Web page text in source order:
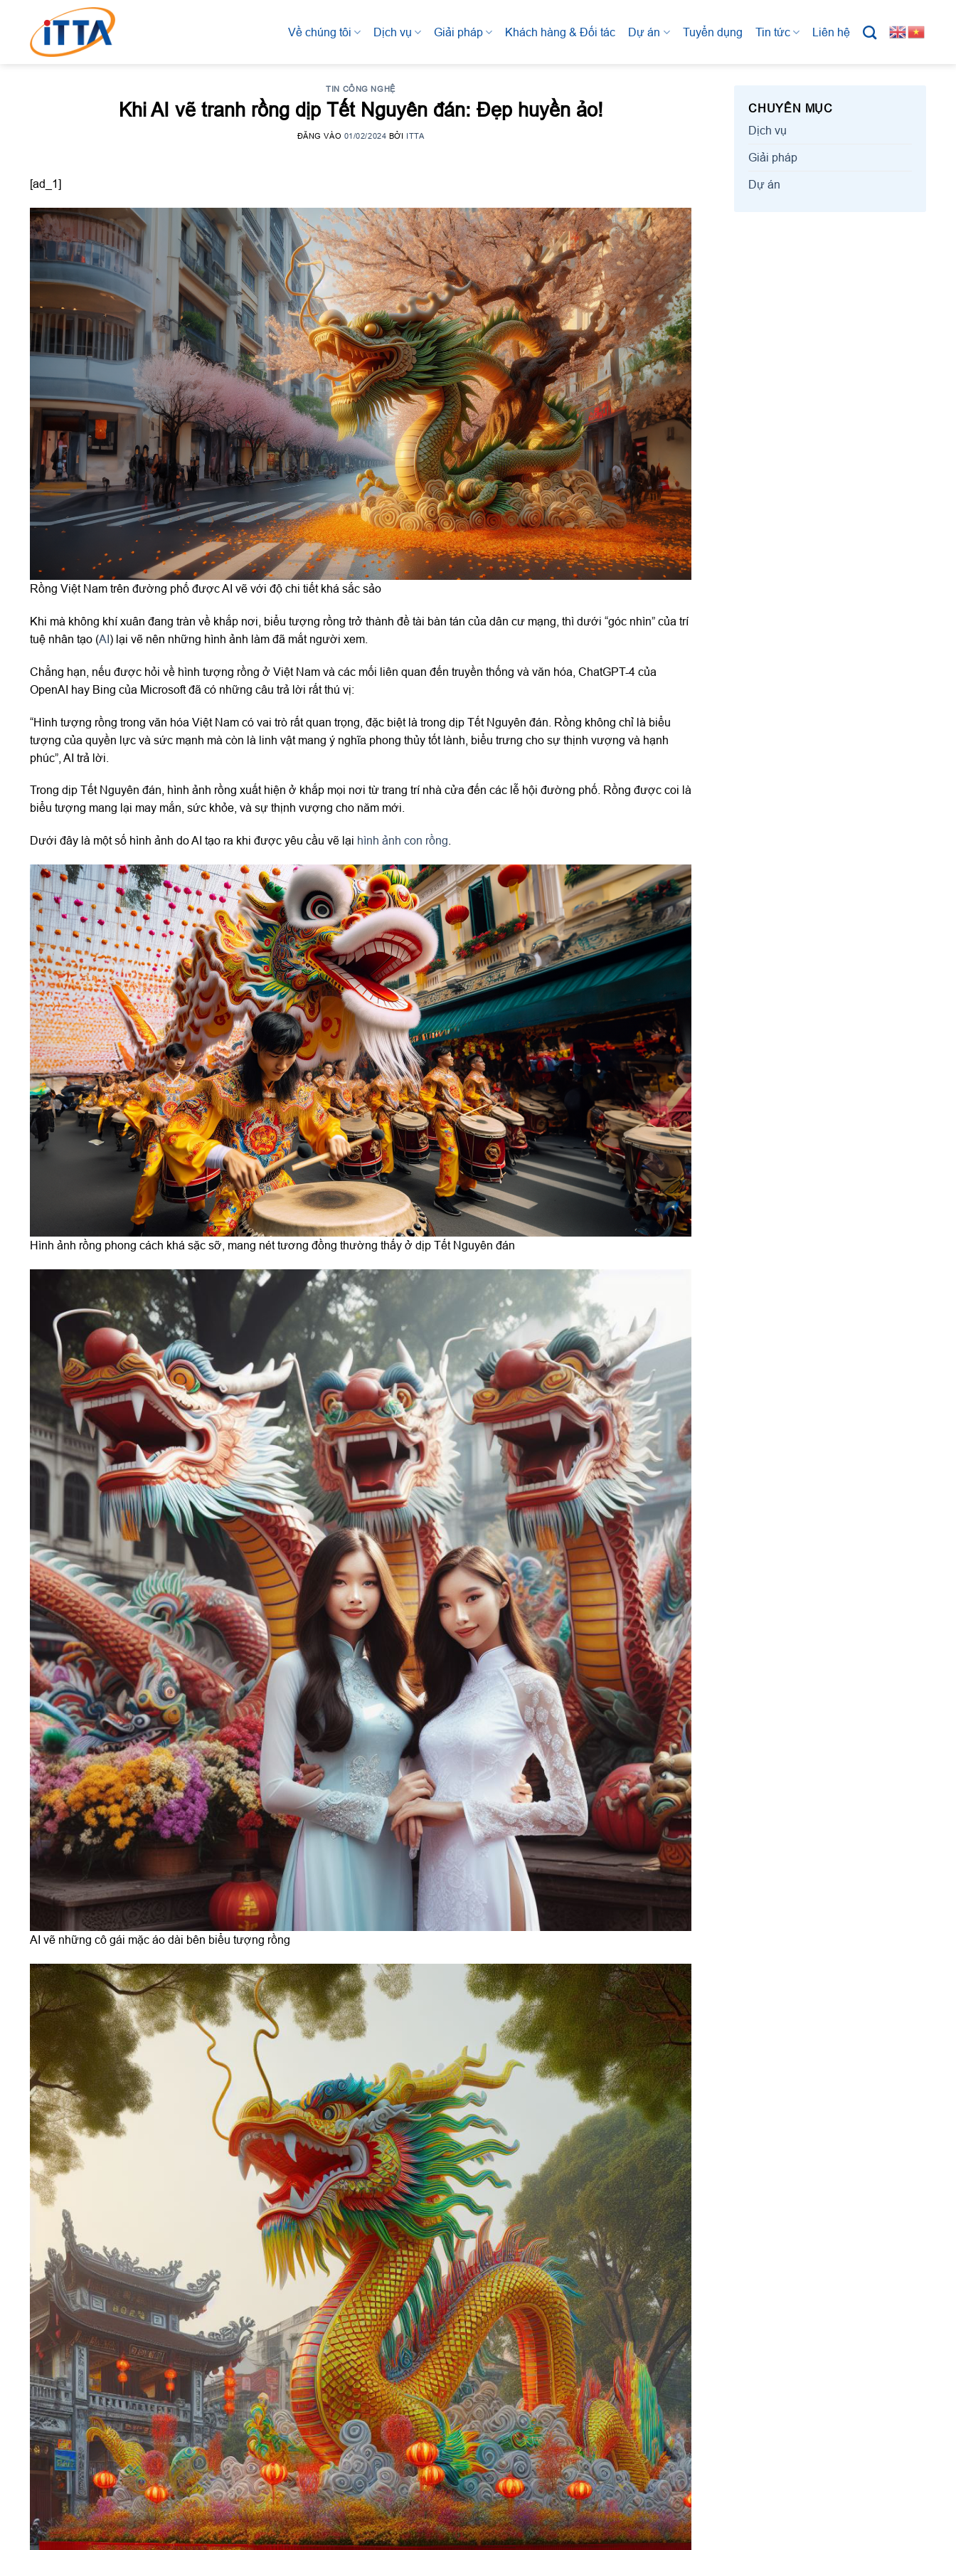
content
Về chúng tôi Dịch vụ Giải pháp Khách hàng & Đối tác Dự án Tuyển dụng Tin tức Liên hệ
TIN CÔNG NGHỆ
Khi AI vẽ tranh rồng dịp Tết Nguyên đán: Đẹp huyền ảo!
ĐĂNG VÀO 01/02/2024 BỞI ITTA
[ad_1]
Rồng Việt Nam trên đường phố được AI vẽ với độ chi tiết khá sắc sảo
Khi mà không khí xuân đang tràn về khắp nơi, biểu tượng rồng trở thành đề tài bàn tán của dân cư mạng, thì dưới “góc nhìn” của trí
tuệ nhân tạo (AI) lại vẽ nên những hình ảnh làm đã mắt người xem.
Chẳng hạn, nếu được hỏi về hình tượng rồng ở Việt Nam và các mối liên quan đến truyền thống và văn hóa, ChatGPT-4 của
OpenAI hay Bing của Microsoft đã có những câu trả lời rất thú vị:
“Hình tượng rồng trong văn hóa Việt Nam có vai trò rất quan trọng, đặc biệt là trong dịp Tết Nguyên đán. Rồng không chỉ là biểu
tượng của quyền lực và sức mạnh mà còn là linh vật mang ý nghĩa phong thủy tốt lành, biểu trưng cho sự thịnh vượng và hạnh
phúc”, AI trả lời.
Trong dịp Tết Nguyên đán, hình ảnh rồng xuất hiện ở khắp mọi nơi từ trang trí nhà cửa đến các lễ hội đường phố. Rồng được coi là
biểu tượng mang lại may mắn, sức khỏe, và sự thịnh vượng cho năm mới.
Dưới đây là một số hình ảnh do AI tạo ra khi được yêu cầu vẽ lại hình ảnh con rồng
Hình ảnh rồng phong cách khá sặc sỡ, mang nét tương đồng thường thấy ở dịp Tết Nguyên đán
AI vẽ những cô gái mặc áo dài bên biểu tượng rồng
CHUYÊN MỤC
Dịch vụ
Giải pháp
Dự án